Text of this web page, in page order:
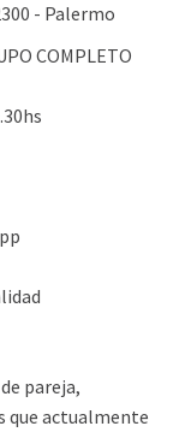
- Palermo
COMPLETO
pareja,
que actualmente